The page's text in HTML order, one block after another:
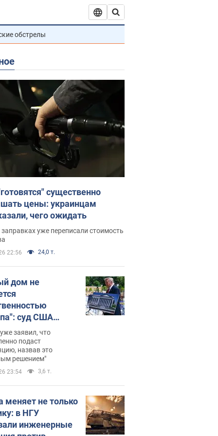
обстрелы
существенно
цены: украинцам
чего ожидать
уже переписали стоимость
22:56 24,0 т.
дом не
суд США
зала
400 млн
заявил, что
подаст
назвав это
решением"
23:54 3,6 т.
меняет не только
в НГУ
инженерные